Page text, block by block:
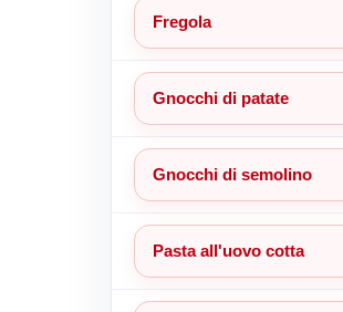
Fregola
Gnocchi di patate
Gnocchi di semolino
Pasta all'uovo cotta